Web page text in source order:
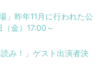
」昨年11月に行われた公
金）17:00～
み！」ゲスト出演者決